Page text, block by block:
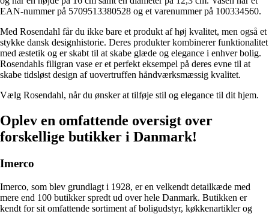
EAN-nummer på 5709513380528 og et varenummer på 100334560.
Med Rosendahl får du ikke bare et produkt af høj kvalitet, men også et
stykke dansk designhistorie. Deres produkter kombinerer funktionalitet
med æstetik og er skabt til at skabe glæde og elegance i enhver bolig.
Rosendahls filigran vase er et perfekt eksempel på deres evne til at
skabe tidsløst design af uovertruffen håndværksmæssig kvalitet.
Vælg Rosendahl, når du ønsker at tilføje stil og elegance til dit hjem.
Oplev en omfattende oversigt over
forskellige butikker i Danmark!
Imerco
Imerco, som blev grundlagt i 1928, er en velkendt detailkæde med
mere end 100 butikker spredt ud over hele Danmark. Butikken er
kendt for sit omfattende sortiment af boligudstyr, køkkenartikler og